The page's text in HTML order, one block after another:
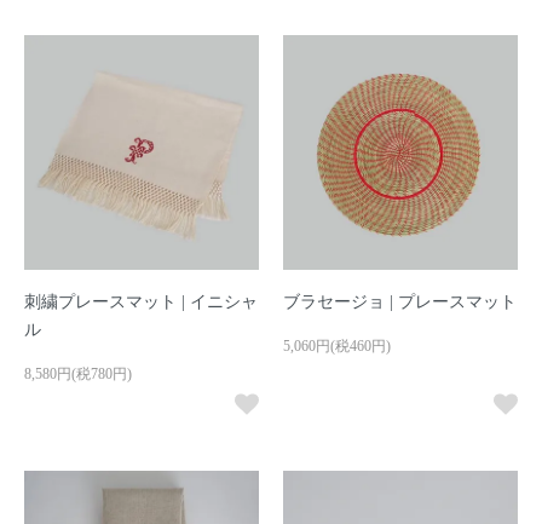
刺繍プレースマット | イニシャ
ル
8,580円(税780円)
ブラセージョ | プレースマット
5,060円(税460円)